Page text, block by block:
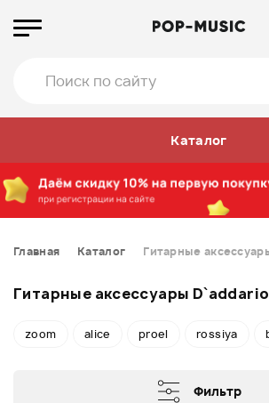
Каталог
Главная Каталог Гитарные
Гитарные аксессуары D`addario
zoom alice proel rossiya
Фильтр